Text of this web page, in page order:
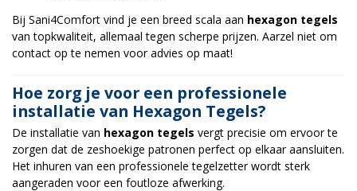
Bij Sani4Comfort vind je een breed scala aan hexagon tegels
van topkwaliteit, allemaal tegen scherpe prijzen. Aarzel niet om
contact op te nemen voor advies op maat!
Hoe zorg je voor een professionele
installatie van Hexagon Tegels?
De installatie van hexagon tegels vergt precisie om ervoor te
zorgen dat de zeshoekige patronen perfect op elkaar aansluiten.
Het inhuren van een professionele tegelzetter wordt sterk
aangeraden voor een foutloze afwerking.